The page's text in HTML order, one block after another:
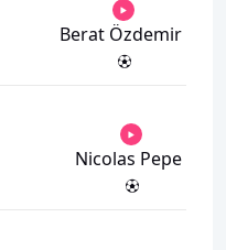
Berat Özdemir
Nicolas Pepe